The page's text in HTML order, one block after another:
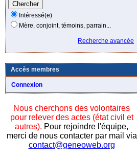
Intéressé(e)
Mère, conjoint, témoins, parrain...
Recherche avancée
Accès membres
Connexion
Nous cherchons des volontaires
pour relever des actes (état civil et
autres). Pour rejoindre l'équipe,
merci de nous contacter par mail via
contact@geneoweb.org